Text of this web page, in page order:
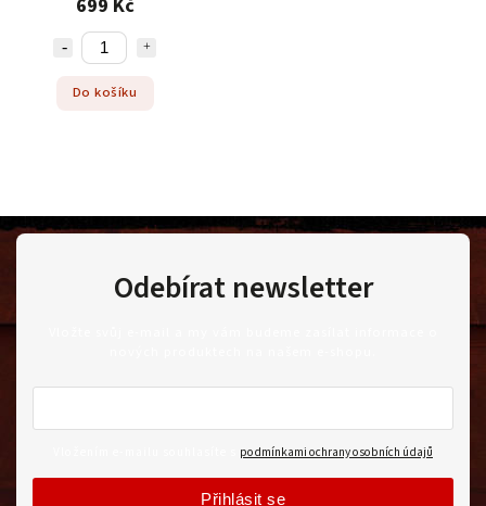
Do košíku
Odebírat newsletter
podmínkami ochrany osobních údajů
Přihlásit se